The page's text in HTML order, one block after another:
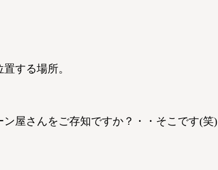
する場所。
屋さんをご存知ですか？・・そこです(笑)